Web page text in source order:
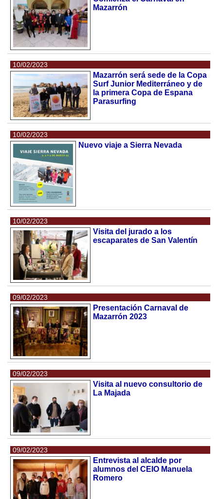
Mazarrón
10/02/2023
Mazarrón será sede de la Copa
Surf Junior Mediterráneo y de
la primera Copa de Espana
Parasurfing
10/02/2023
Nuevo viaje a Sierra Nevada
10/02/2023
Visita del jurado a los
escaparates de San Valentín
09/02/2023
Presentación Carnaval de
Mazarrón 2023
09/02/2023
Visita al nuevo consultorio de
La Majada
09/02/2023
Entrevista al alcalde por
alumnos del CEIO Manuela
Romero